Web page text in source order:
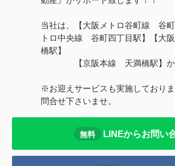
当社は、【大阪メトロ谷町線 谷
トロ中央線 谷町四丁目駅】【大
橋駅】
【京阪本線 天満橋駅】から
※お迎えサービスも実施しており
問合せ下さいませ。
無料 LINEからお問い